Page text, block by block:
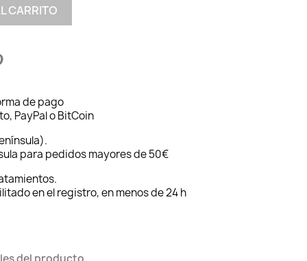
CARRITO
de pago
PayPal o BitCoin
para pedidos mayores de 50€
en el registro, en menos de 24 h